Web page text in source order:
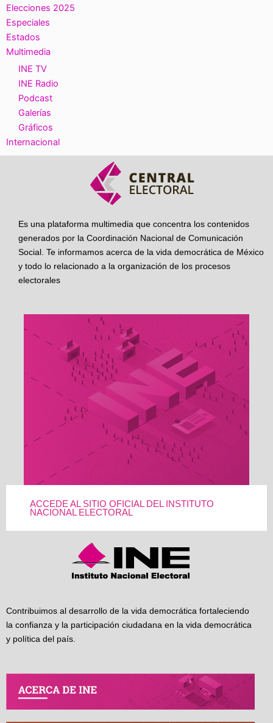
Elecciones 2025
Especiales
Estados
Multimedia
INE TV
INE Radio
Podcast
Galerías
Gráficos
Internacional
Es una plataforma multimedia que concentra los contenidos
generados por la Coordinación Nacional de Comunicación
Social. Te informamos acerca de la vida democrática de México
y todo lo relacionado a la organización de los procesos
electorales
ACCEDE AL SITIO OFICIAL DEL INSTITUTO
NACIONAL ELECTORAL
Contribuimos al desarrollo de la vida democrática fortaleciendo
la confianza y la participación ciudadana en la vida democrática
y política del país.